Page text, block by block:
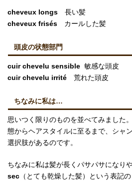
cheveux longs 長い髪
cheveux frisés カールした髪
頭皮の状態部門
cuir chevelu sensible 敏感な頭皮
cuir chevelu irrité 荒れた頭皮
ちなみに私は…
思いつく限りのものを並べてみました
態からヘアスタイルに至るまで、シャ
選択肢があるのです。
ちなみに私は髪が長くパサパサになり
sec （とても乾燥した髪）という表記